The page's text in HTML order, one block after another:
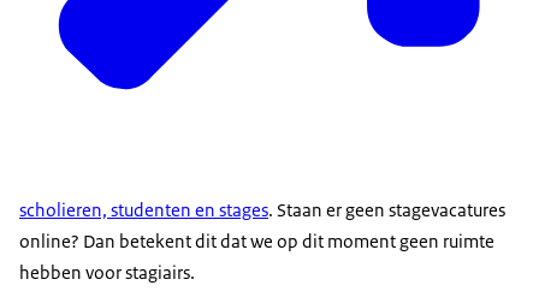
scholieren, studenten en stages. Staan er geen stagevacatures
online? Dan betekent dit dat we op dit moment geen ruimte
hebben voor stagiairs.